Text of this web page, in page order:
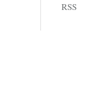
RSS